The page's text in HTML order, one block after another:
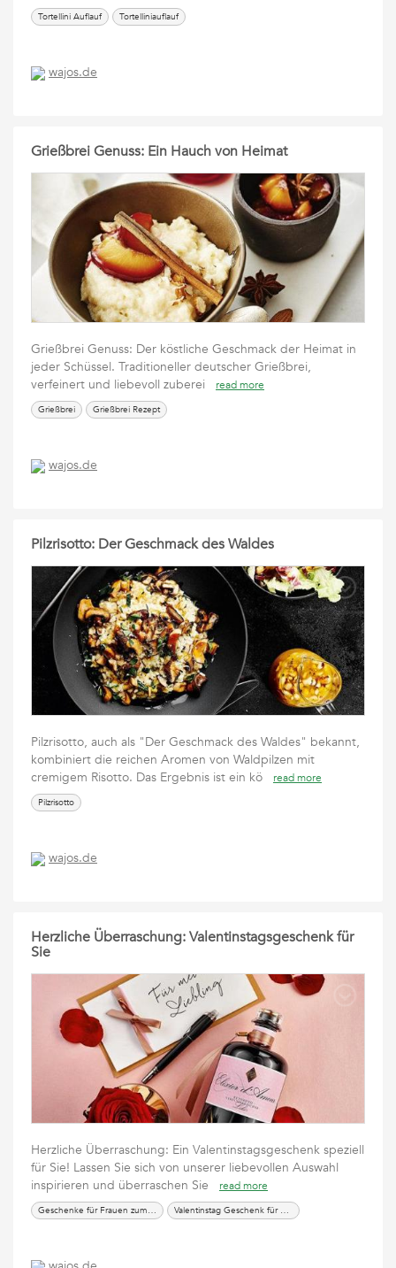
Tortellini Auflauf Tortelliniauflauf
wajos.de
Grießbrei Genuss: Ein Hauch von Heimat
Grießbrei Genuss: Der köstliche Geschmack der Heimat in
jeder Schüssel. Traditioneller deutscher Grießbrei,
verfeinert und liebevoll zuberei
read more
Grießbrei Grießbrei Rezept
wajos.de
Pilzrisotto: Der Geschmack des Waldes
Pilzrisotto, auch als "Der Geschmack des Waldes" bekannt,
kombiniert die reichen Aromen von Waldpilzen mit
cremigem Risotto. Das Ergebnis ist ein kö
read more
Pilzrisotto
wajos.de
Herzliche Überraschung: Valentinstagsgeschenk für
Sie
Herzliche Überraschung: Ein Valentinstagsgeschenk speziell
für Sie! Lassen Sie sich von unserer liebevollen Auswahl
inspirieren und überraschen Sie
read more
Geschenke für Frauen zum Valentinstag Valentinstag Geschenk für Frauen